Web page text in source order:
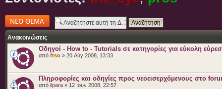
Δημιουργία νέου
θέματος
Ανακοινώσεις
Οδηγοί - How to - Tutorials σε κατηγορίες για εύκολη
από ftso » 20 Αύγ 2008, 13:33
Πληροφορίες και οδηγίες προς νεοεισερχόμενους στο
από ilpara » 12 Ιουν 2008, 22:57